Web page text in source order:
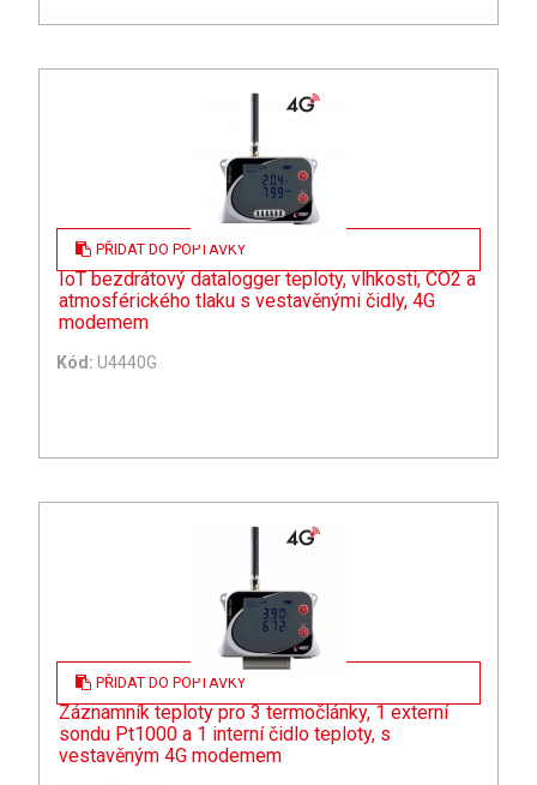
PŘIDAT DO POPTÁVKY
IoT bezdrátový datalogger teploty, vlhkosti, CO2 a
atmosférického tlaku s vestavěnými čidly, 4G
modemem
Kód: U4440G
PŘIDAT DO POPTÁVKY
Záznamník teploty pro 3 termočlánky, 1 externí
sondu Pt1000 a 1 interní čidlo teploty, s
vestavěným 4G modemem